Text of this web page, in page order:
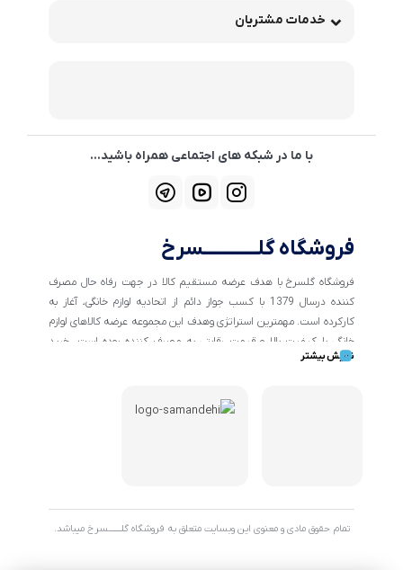
خدمات مشتریان
با ما در شبکه های اجتماعی همراه باشید...
فروشگاه گلــــــــــــسرخ
فروشگاه گلسرخ با هدف عرضه مستقیم کالا در جهت رفاه حال مصرف
کننده درسال 1379 با کسب جواز دائم از اتحادیه لوازم خانگی، آغاز به
کارکرده است. مهمترین استراتژی وهدف این مجموعه عرضه کالاهای لوازم
خانگی با کیفیت بالا و قیمت رقابتی به مصرف کننده بوده است. خرید
کالاهای خانگی و تهیه جهیزیه دراین فروشگاه آسان ومطمئن صورت می
فروشگاه اینترنتی گلسرخ به خدمت رسانی گسترده تر و با شرایط بهتر
نمایش بیشتر
تمام حقوق مادی و معنوی این وبسایت متعلق به فروشگاه گلـــــــسرخ میباشد.